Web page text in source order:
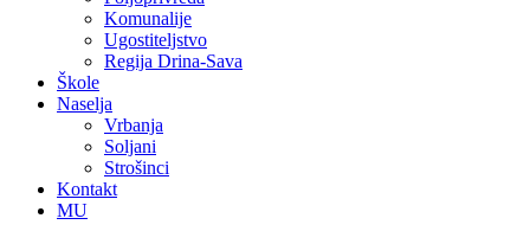
Komunalije
Ugostiteljstvo
Regija Drina-Sava
Škole
Naselja
Vrbanja
Soljani
Strošinci
Kontakt
MU